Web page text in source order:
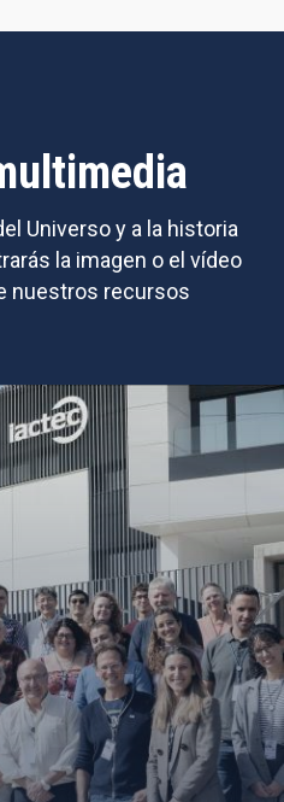
Universo y a la historia
la imagen o el vídeo
nuestros recursos